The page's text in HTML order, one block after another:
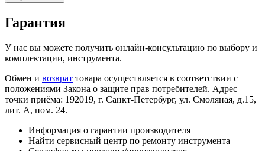
Гарантия
У нас вы можете получить онлайн-консультацию по выбору и
комплектации, инструмента.
Обмен и возврат товара осуществляется в соответствии с
положениями Закона о защите прав потребителей. Адрес
точки приёма: 192019, г. Санкт-Петербург, ул. Смоляная, д.15,
лит. А, пом. 24.
Информация о гарантии производителя
Найти сервисный центр по ремонту инструмента